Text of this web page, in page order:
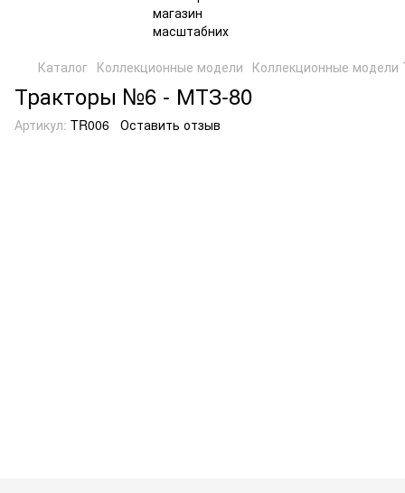
Каталог Коллекционные модели Коллекционные
Тракторы №6 - МТЗ-80
Артикул: TR006 Оставить отзыв